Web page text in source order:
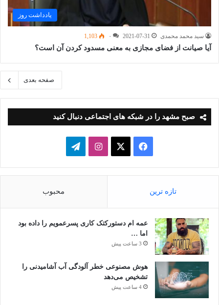
یادداشت روز
سید محمد محمدی 2021-07-31 ۰ 1,103
آیا صیانت از فضای مجازی به معنی مسدود کردن آن است؟
صفحه بعدی
صبح مشهد را در شبکه های اجتماعی دنبال کنید
فیسبوک ایکساینستاگرامتلگرام
تازه ترین محبوب
عمه ام دستورکتک کاری پسرعمویم را داده بود
اما …
3 ساعت پیش
هوش مصنوعی خطر آلودگی آب آشامیدنی را
تشخیص می‌دهد
4 ساعت پیش